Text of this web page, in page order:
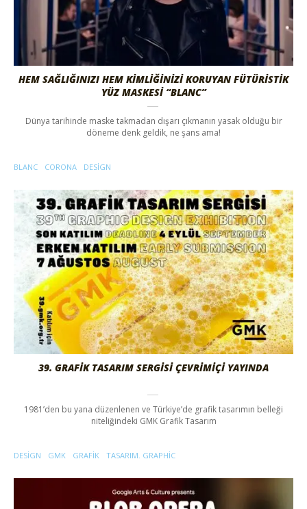
HEM SAĞLIĞINIZI HEM KIMLIĞINIZI KORUYAN FÜTÜRISTIK
YÜZ MASKESI “BLANC”
Dünya tarihinde maske takmadan dışarı çıkmanın yasak olduğu bir
döneme denk geldik, ne şans ama!
BLANC CORONA DESIGN
39. GRAFIK TASARIM SERGISI ÇEVRIMIÇI YAYINDA
1981’den bu yana düzenlenen ve Türkiye’de grafik tasarımın belleği
niteliğindeki GMK Grafik Tasarım
DESIGN GMK GRAFIK TASARIM. GRAPHIC